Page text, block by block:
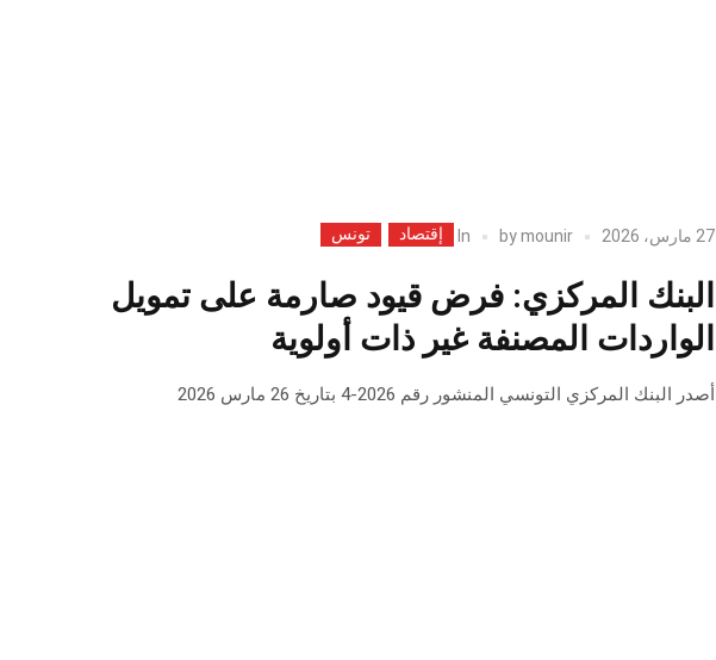
27 مارس، 2026 bymounir
In إقتصاد تونس
البنك المركزي: فرض قيود صارمة على تمويل
الواردات المصنفة غير ذات أولوية
أصدر البنك المركزي التونسي المنشور رقم 2026-4 بتاريخ 26 مارس 2026